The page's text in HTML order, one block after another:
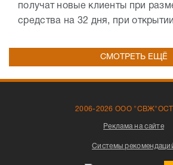
получат новые клиенты при
средства на 32 дня, при
СМОТРЕТЬ ЕЩЁ
2006-2026 ООО
Реклама на сайте
Системы